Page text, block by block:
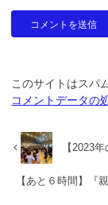
このサイトはスパ
コメントデータの
【2023
【あと６時間】『